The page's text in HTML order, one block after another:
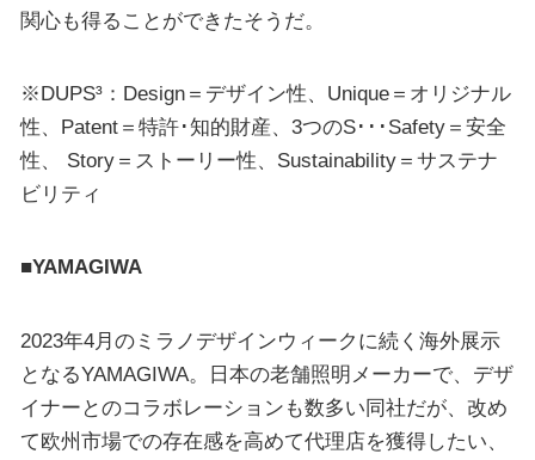
関心も得ることができたそうだ。
※DUPS³：Design＝デザイン性、Unique＝オリジナル
性、Patent＝特許･知的財産、3つのS･･･Safety＝安全
性、 Story＝ストーリー性、Sustainability＝サステナ
ビリティ
■YAMAGIWA
2023年4月のミラノデザインウィークに続く海外展示
となるYAMAGIWA。日本の老舗照明メーカーで、デザ
イナーとのコラボレーションも数多い同社だが、改め
て欧州市場での存在感を高めて代理店を獲得したい、